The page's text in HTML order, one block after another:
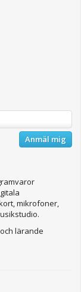
Anmäl mig
mikrofoner,
lärande